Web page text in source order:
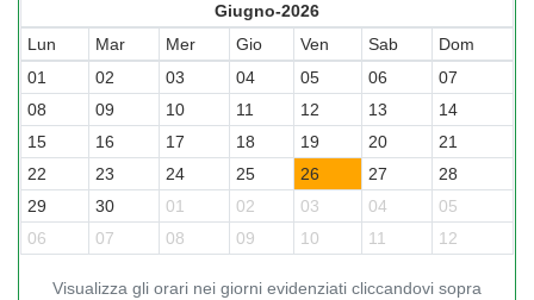
Giugno-2026
Lun
Mar Mer Gio Ven Sab
Dom
01
02 03 04 05 06
07
08
09 10 11 12 13
14
15
16 17 18 19 20
21
22
23 24 25 26 27
28
29
30 01 02 03 04
05
06
07 08 09 10 11 12
Visualizza gli orari nei giorni evidenziati cliccandovi sopra